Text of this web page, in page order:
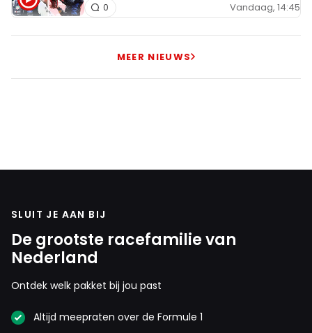
Vandaag, 14:45
0
MEER NIEUWS
SLUIT JE AAN BIJ
De grootste racefamilie van
Nederland
Ontdek welk pakket bij jou past
Altijd meepraten over de Formule 1